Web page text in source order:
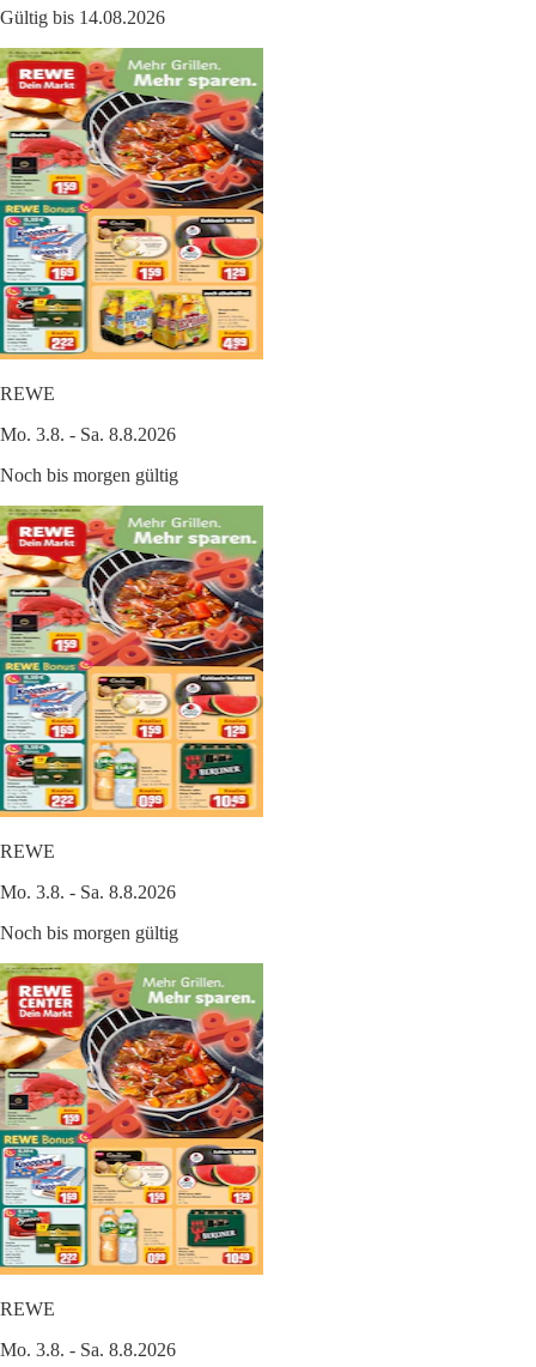
Gültig bis 14.08.2026
REWE
Mo. 3.8. - Sa. 8.8.2026
Noch bis morgen gültig
REWE
Mo. 3.8. - Sa. 8.8.2026
Noch bis morgen gültig
REWE
Mo. 3.8. - Sa. 8.8.2026